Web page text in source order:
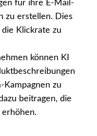
für ihre E-Mail-
zu erstellen. Dies
die Klickrate zu
können KI
zu
beitragen, die
erhöhen.